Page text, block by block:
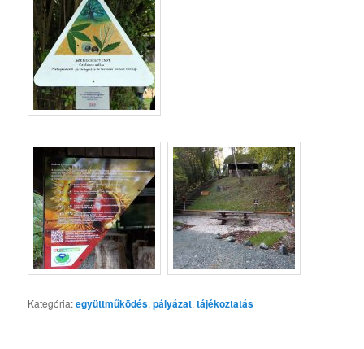
Kategória:együttműködés,pályázat,tájékoztatás